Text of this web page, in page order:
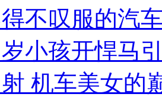
不叹服的汽
小孩开悍马
机车美女的